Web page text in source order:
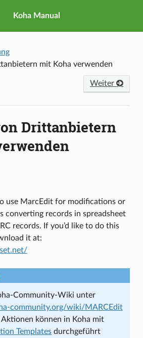
Koha Manual
mit Koha verwenden
Weiter
Drittanbietern
use MarcEdit for modifications or
converting records in spreadsheet
records. If you’d like to do this
it at:
Community-Wiki unter
community.org/wiki/MARCEdit
Aktionen können in Koha mit
Templatesdurchgeführt